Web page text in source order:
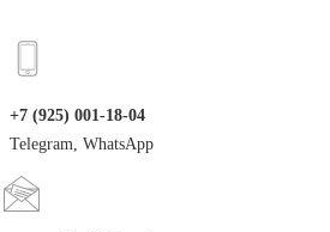
+7 (925) 001-18-04
Telegram, WhatsApp